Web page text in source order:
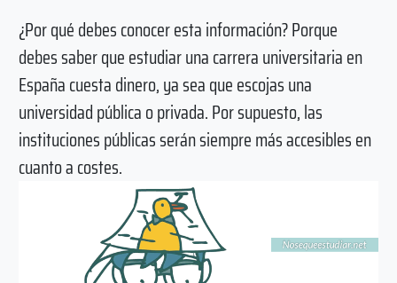
¿Por qué debes conocer esta información? Porque
debes saber que estudiar una carrera universitaria en
España cuesta dinero, ya sea que escojas una
universidad pública o privada. Por supuesto, las
instituciones públicas serán siempre más accesibles en
cuanto a costes.